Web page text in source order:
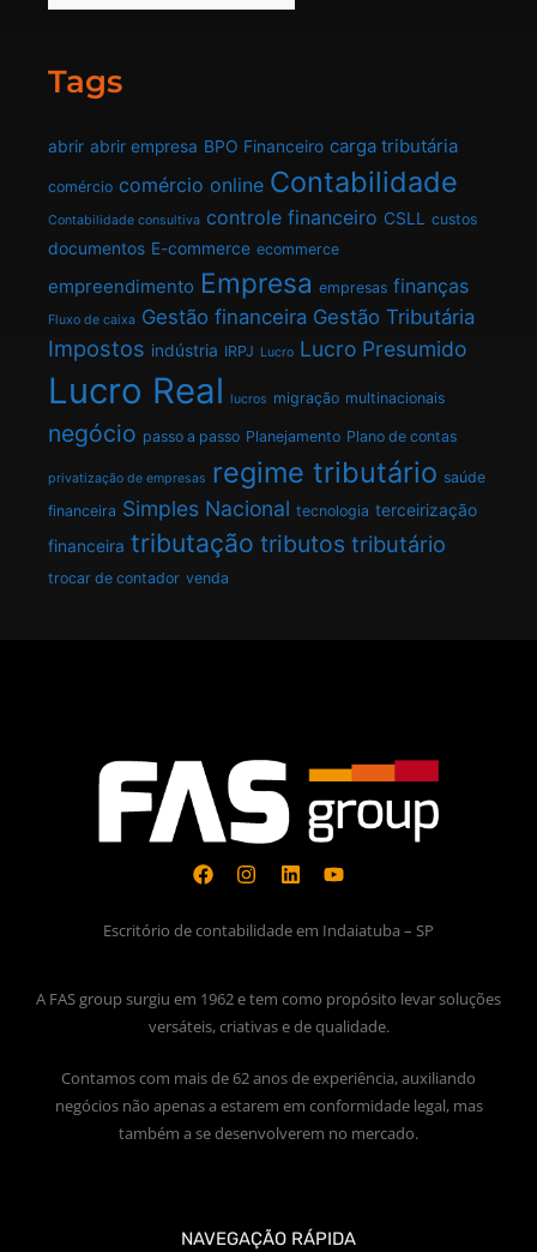
Tags
abrir abrir empresa BPO Financeiro carga tributária
comércio comércio online Contabilidade
Contabilidade consultiva controle financeiro CSLL custos
documentos E-commerce ecommerce
empreendimento Empresa empresas finanças
Fluxo de caixa Gestão financeira Gestão Tributária
Impostos indústria IRPJ Lucro Lucro Presumido
Lucro Real lucros migração multinacionais
negócio passo a passo Planejamento Plano de contas
privatização de empresas regime tributário saúde
financeira Simples Nacional tecnologia terceirização
financeira tributação tributos tributário
trocar de contador venda
Escritório de contabilidade em Indaiatuba – SP
A FAS group surgiu em 1962 e tem como propósito levar soluções
versáteis, criativas e de qualidade.
Contamos com mais de 62 anos de experiência, auxiliando
negócios não apenas a estarem em conformidade legal, mas
também a se desenvolverem no mercado.
NAVEGAÇÃO RÁPIDA